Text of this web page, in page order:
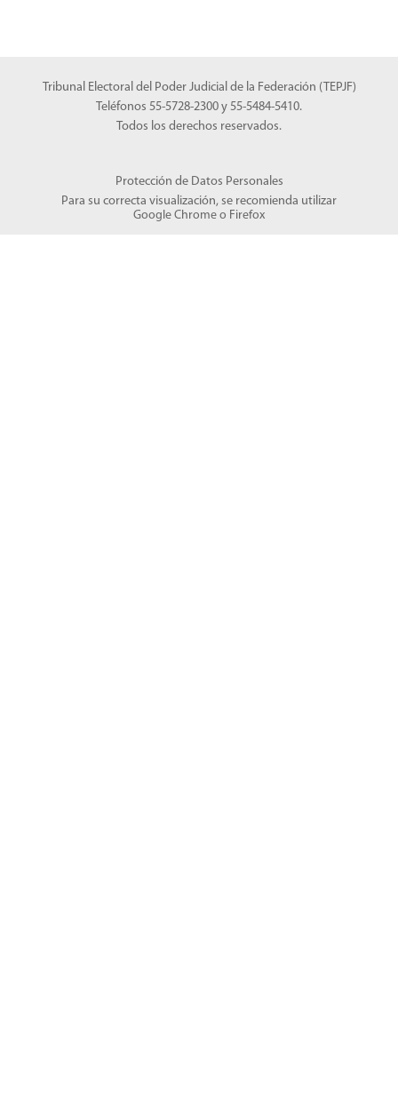
Tribunal Electoral del Poder Judicial de la Federación (TEPJF)
Teléfonos 55-5728-2300 y 55-5484-5410.
Todos los derechos reservados.
Protección de Datos Personales
Para su correcta visualización, se recomienda utilizar
Google Chrome o Firefox